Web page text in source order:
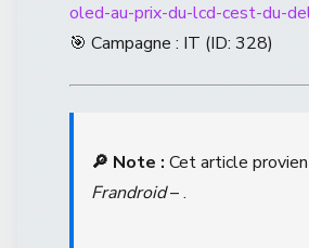
oled-au-prix-du-lcd-cest-du-
🎯 Campagne : IT (ID: 328)
🔎 Note : Cet article
Frandroid– .